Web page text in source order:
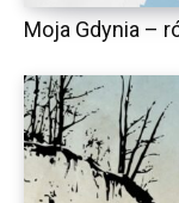
Moja Gdynia –